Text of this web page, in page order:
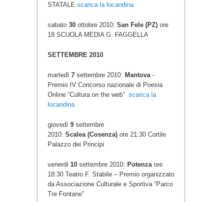
STATALE scarica la locandina
sabato 30ottobre 2010: San Fele (PZ)ore
18 SCUOLA MEDIA G. FAGGELLA
SETTEMBRE 2010
martedì 7settembre 2010: Mantova-
Premio IV Concorso nazionale di Poesia
Online “Cultura on the web” scarica la
locandina
giovedì 9settembre
2010: Scalea (Cosenza)ore 21:30 Cortile
Palazzo dei Principi
venerdi 10settembre 2010: Potenzaore
18:30 Teatro F. Stabile – Premio organizzato
da Associazione Culturale e Sportiva “Parco
Tre Fontane”